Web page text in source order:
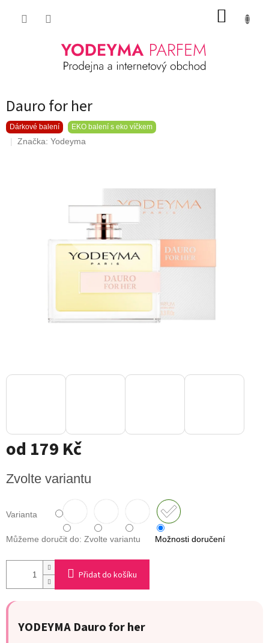
Dauro for her
Dárkové balení EKO balení s eko víčkem
Značka: Yodeyma
od 179 Kč
cena:
Zvolte variantu
Varianta
Můžeme doručit do: Zvolte variantu Možnosti doručení
Přidat do košíku
YODEYMA Dauro for her